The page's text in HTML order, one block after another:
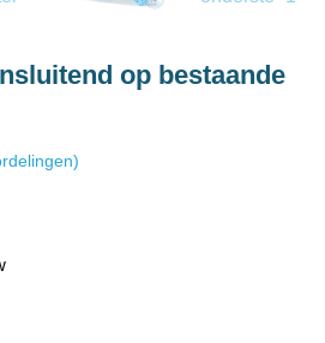
op bestaande